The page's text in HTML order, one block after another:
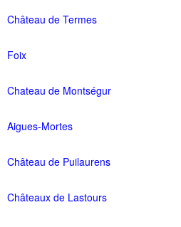
Château de Termes
Foix
Chateau de Montségur
Aigues-Mortes
Château de Puilaurens
Châteaux de Lastours